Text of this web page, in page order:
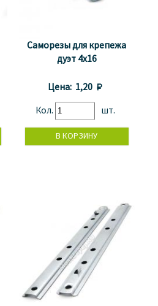
Саморезы для крепежа
дуэт 4x16
Цена: 1,20 
Кол. шт.